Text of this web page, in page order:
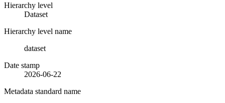
Hierarchy level
Dataset
Hierarchy level name
dataset
Date stamp
2026-06-22
Metadata standard name